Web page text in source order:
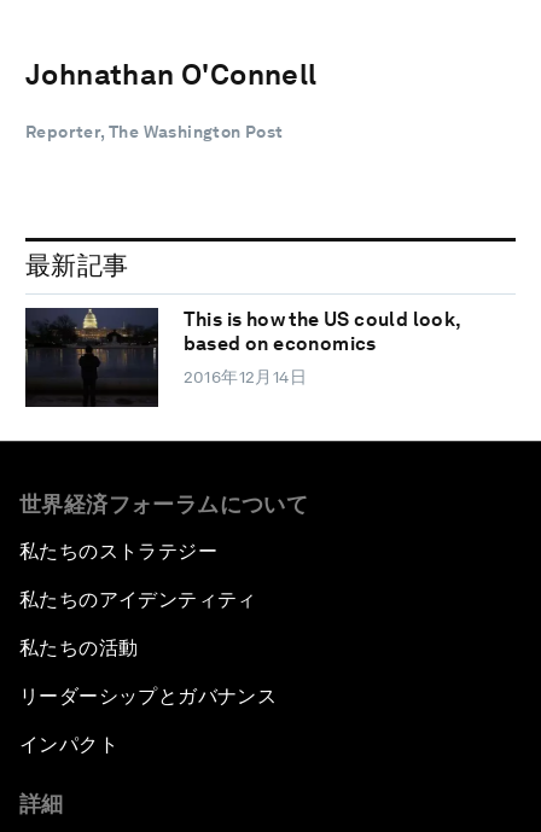
Johnathan O'Connell
Reporter, The Washington Post
最新記事
This is how the US could look,
based on economics
2016年12月14日
世界経済フォーラムについて
私たちのストラテジー
私たちのアイデンティティ
私たちの活動
リーダーシップとガバナンス
インパクト
詳細